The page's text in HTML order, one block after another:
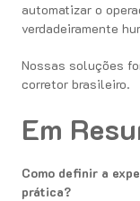
automatizar o
verdadeiramente
Nossas soluções
corretor brasileiro.
Em
Como definir a
prática?